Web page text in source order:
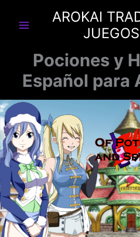
AROKAI
Pociones y
Español para